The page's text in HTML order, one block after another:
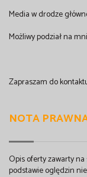
Media w drodze
Możliwy podział na
Zapraszam do
NOTA
Opis oferty zawarty
podstawie oględzin